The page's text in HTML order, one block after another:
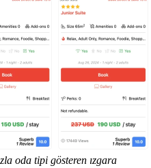
oda tipi gösteren ızgara